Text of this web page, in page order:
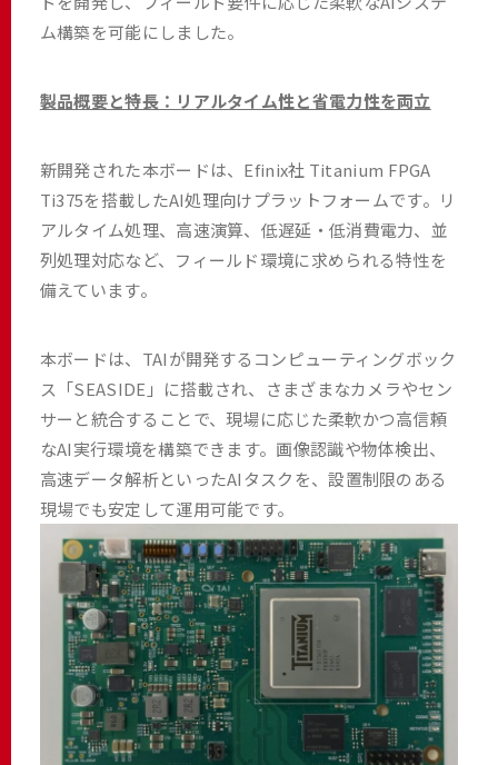
ム構築を可能にしました。
製品概要と特長：リアルタイム性と省電力性を両立
新開発された本ボードは、Efinix社 Titanium FPGA
Ti375を搭載したAI処理向けプラットフォームです。リ
アルタイム処理、高速演算、低遅延・低消費電力、並
列処理対応など、フィールド環境に求められる特性を
備えています。
本ボードは、TAIが開発するコンピューティングボック
ス「SEASIDE」に搭載され、さまざまなカメラやセン
サーと統合することで、現場に応じた柔軟かつ高信頼
なAI実行環境を構築できます。画像認識や物体検出、
高速データ解析といったAIタスクを、設置制限のある
現場でも安定して運用可能です。